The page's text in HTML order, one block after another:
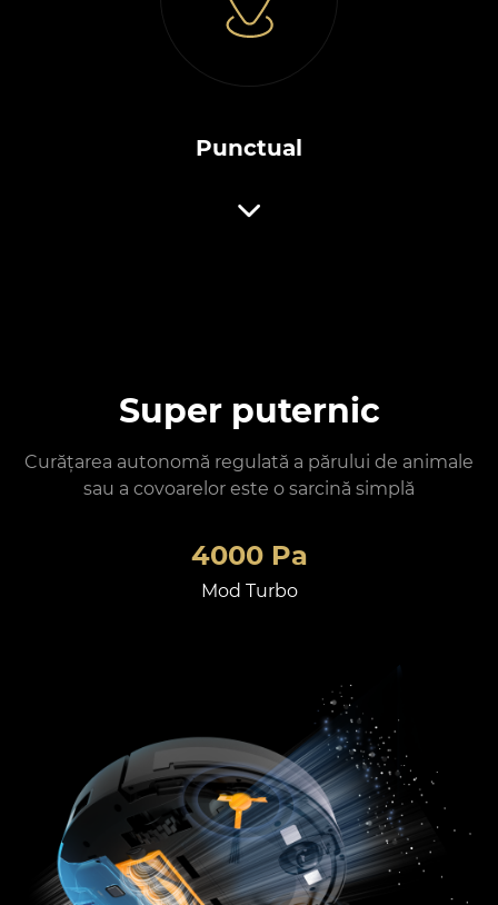
Punctual
Super puternic
Curățarea autonomă regulată a părului de animale
sau a covoarelor este o sarcină simplă
4000 Pa
Mod Turbo